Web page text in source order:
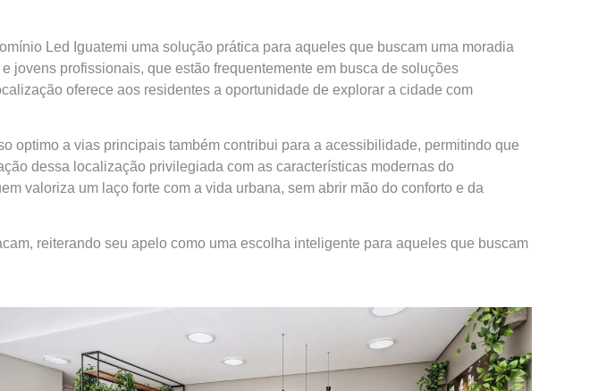
Led Iguatemi uma solução prática para aqueles que buscam uma moradia
jovens profissionais, que estão frequentemente em busca de soluções
oferece aos residentes a oportunidade de explorar a cidade com
optimo a vias principais também contribui para a acessibilidade, permitindo que
dessa localização privilegiada com as características modernas do
valoriza um laço forte com a vida urbana, sem abrir mão do conforto e da
reiterando seu apelo como uma escolha inteligente para aqueles que buscam